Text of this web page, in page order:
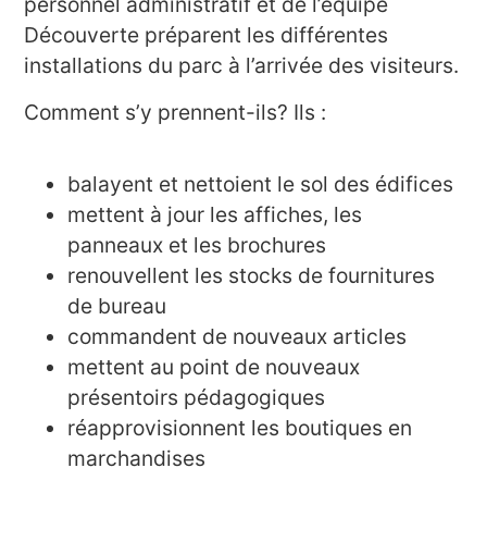
Découverte préparent les différentes
installations du parc à l’arrivée des visiteurs.
Comment s’y prennent-ils? Ils :
balayent et nettoient le sol des édifices
mettent à jour les affiches, les
panneaux et les brochures
renouvellent les stocks de fournitures
de bureau
commandent de nouveaux articles
mettent au point de nouveaux
présentoirs pédagogiques
réapprovisionnent les boutiques en
marchandises